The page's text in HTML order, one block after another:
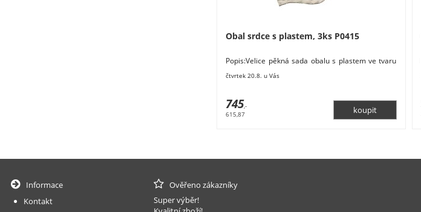
Obal srdce s plastem, 3ks P0415
Popis:Velice pěkná sada obalu s plastem ve tvaru
rozměry
čtvrtek 20.8. u Vás
745,-
615,87
Informace
Kontakt
Ověřeno zákazníky
Super výběr!